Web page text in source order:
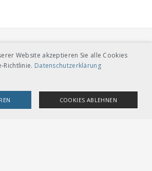
Website akzeptieren Sie alle Cookies
Richtlinie. Datenschutzerklärung
COOKIES ABLEHNEN